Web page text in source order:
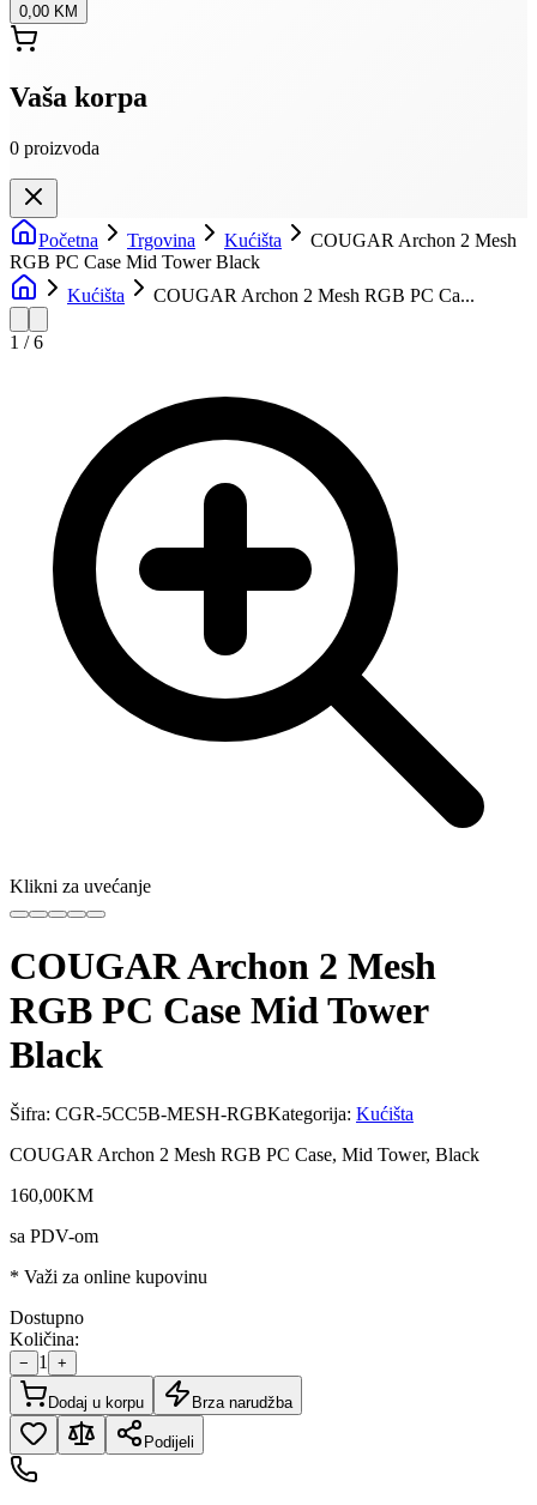
0,00 KM
Vaša korpa
0 proizvoda
Početna Trgovina Kućišta
COUGAR Archon 2 Mesh
RGB PC Case Mid Tower Black
Kućišta
COUGAR Archon 2 Mesh RGB PC Ca...
1 /6
Klikni za uvećanje
COUGAR Archon 2 Mesh
RGB PC Case Mid Tower
Black
Šifra: CGR-5CC5B-MESH-RGBKategorija: Kućišta
COUGAR Archon 2 Mesh RGB PC Case, Mid Tower, Black
160,00KM
sa PDV-om
* Važi za online kupovinu
Dostupno
Količina:
− 1 +
Dodaj u korpu Brza narudžba
Podijeli